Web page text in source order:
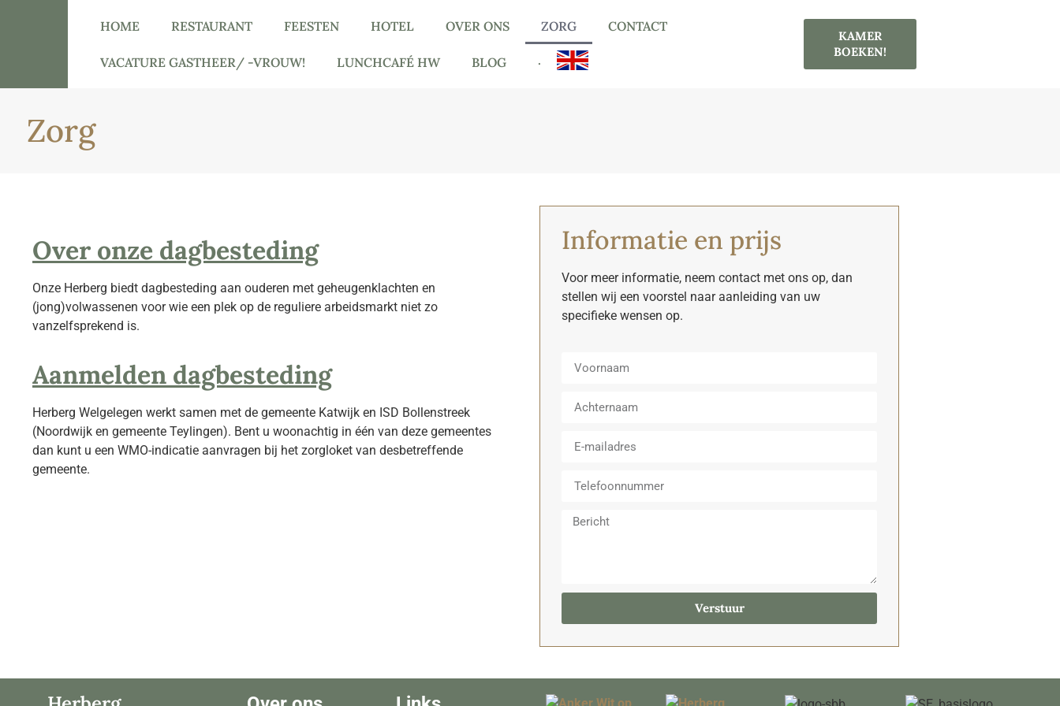
HOME RESTAURANT FEESTEN HOTEL OVER ONS ZORG CONTACT
VACATURE GASTHEER/ -VROUW! LUNCHCAFÉ HW BLOG . .
KAMER
BOEKEN!
Zorg
Over onze dagbesteding
Onze Herberg biedt dagbesteding aan ouderen met geheugenklachten en
(jong)volwassenen voor wie een plek op de reguliere arbeidsmarkt niet zo
vanzelfsprekend is.
Aanmelden dagbesteding
Herberg Welgelegen werkt samen met de gemeente Katwijk en ISD Bollenstreek
(Noordwijk en gemeente Teylingen). Bent u woonachtig in één van deze gemeentes
dan kunt u een WMO-indicatie aanvragen bij het zorgloket van desbetreffende
gemeente.
Informatie en prijs
Voor meer informatie, neem contact met ons op, dan
stellen wij een voorstel naar aanleiding van uw
specifieke wensen op.
Verstuur